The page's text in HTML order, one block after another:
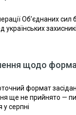
Об’єднаних сил
українських
щодо
формат
ще не прийнято —
серпні